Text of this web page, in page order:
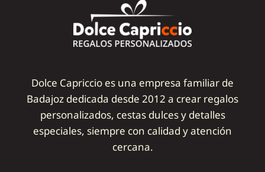
Dolce Capriccio es una empresa familiar de
Badajoz dedicada desde 2012 a crear regalos
personalizados, cestas dulces y detalles
especiales, siempre con calidad y atención
cercana.